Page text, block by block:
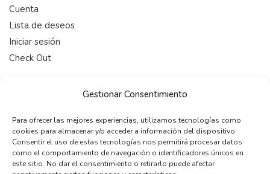
Gestionar Consentimiento
Para ofrecer las mejores experiencias, utilizamos tecnologías como
cookies para almacenar y/o acceder a información del dispositivo.
Consentir el uso de estas tecnologías nos permitirá procesar datos
como el comportamiento de navegación o identificadores únicos en
este sitio. No dar el consentimiento o retirarlo puede afectar
Cuenta
Lista de deseos
Iniciar sesión
Check Out
CONTACTAR
telefono:+34 722 12 15 22